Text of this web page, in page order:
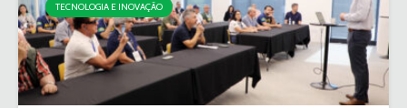
TECNOLOGIA E INOVAÇÃO